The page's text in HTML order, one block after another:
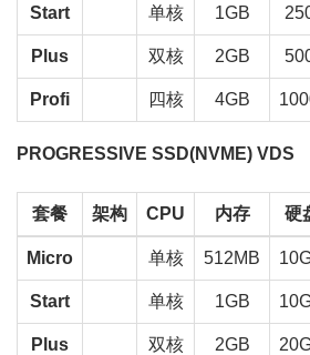
Start 单核 1GB
Plus 双核 2GB
Profi 四核 4GB
PROGRESSIVE SSD(NVME) VDS
套餐 架构 CPU 内存 硬
Micro 单核 512MB
Start 单核 1GB
Plus 双核 2GB